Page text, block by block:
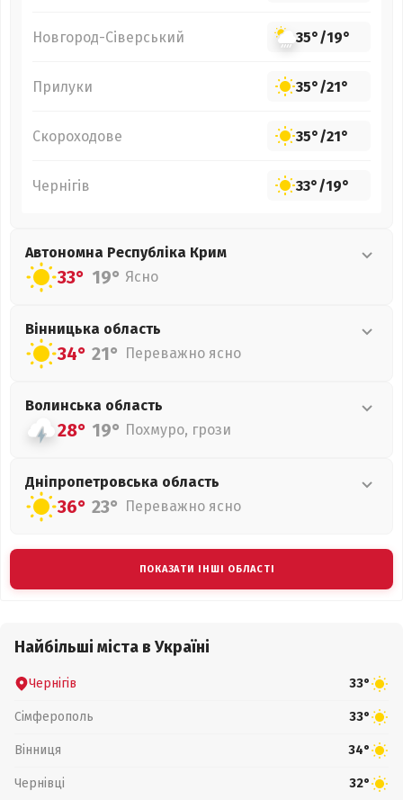
Новгород-Сіверський 35°/19°
Прилуки 35°/21°
Скороходове 35°/21°
Чернігів 33°/19°
Автономна Республіка Крим
33° 19° Ясно
Вінницька область
34° 21° Переважно ясно
Волинська область
28° 19° Похмуро, грози
Дніпропетровська область
36° 23° Переважно ясно
ПОКАЗАТИ ІНШІ ОБЛАСТІ
Найбільші міста в Україні
Чернігів 33°
Сімферополь 33°
Вінниця 34°
Чернівці 32°